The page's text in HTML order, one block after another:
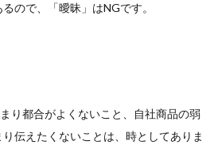
ので、「曖昧」はNGです。
り都合がよくないこと、自社商品の弱
伝えたくないことは、時としてありま